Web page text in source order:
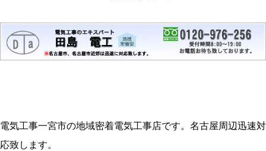
電気工事一宮市の地域密着電気工事店です。名古屋周辺迅速対
応致します。